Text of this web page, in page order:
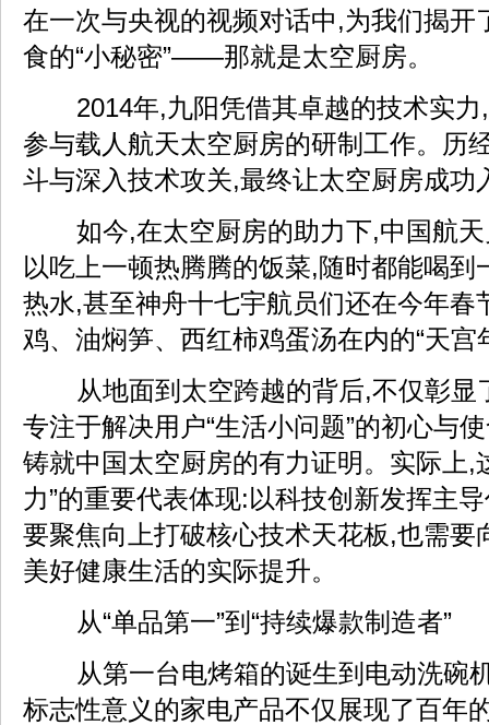
在一次与央视的视频对话中,为我们揭开
食的“小秘密”——那就是太空厨房。
2014年,九阳凭借其卓越的技术实
参与载人航天太空厨房的研制工作。历
斗与深入技术攻关,最终让太空厨房成功
如今,在太空厨房的助力下,中国航
以吃上一顿热腾腾的饭菜,随时都能喝到
热水,甚至神舟十七宇航员们还在今年春
鸡、油焖笋、西红柿鸡蛋汤在内的“天宫
从地面到太空跨越的背后,不仅彰显
专注于解决用户“生活小问题”的初心与
铸就中国太空厨房的有力证明。实际上,
力”的重要代表体现:以科技创新发挥主
要聚焦向上打破核心技术天花板,也需要
美好健康生活的实际提升。
从“单品第一”到“持续爆款制造者”
从第一台电烤箱的诞生到电动洗碗
标志性意义的家电产品不仅展现了百年